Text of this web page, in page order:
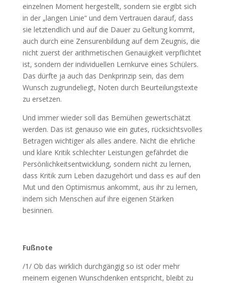
einzelnen Moment hergestellt, sondern sie ergibt sich
in der „langen Linie“ und dem Vertrauen darauf, dass
sie letztendlich und auf die Dauer zu Geltung kommt,
auch durch eine Zensurenbildung auf dem Zeugnis, die
nicht zuerst der arithmetischen Genauigkeit verpflichtet
ist, sondern der individuellen Lernkurve eines Schülers.
Das dürfte ja auch das Denkprinzip sein, das dem
Wunsch zugrundeliegt, Noten durch Beurteilungstexte
zu ersetzen.
Und immer wieder soll das Bemühen gewertschätzt
werden. Das ist genauso wie ein gutes, rücksichtsvolles
Betragen wichtiger als alles andere. Nicht die ehrliche
und klare Kritik schlechter Leistungen gefährdet die
Persönlichkeitsentwicklung, sondern nicht zu lernen,
dass Kritik zum Leben dazugehört und dass es auf den
Mut und den Optimismus ankommt, aus ihr zu lernen,
indem sich Menschen auf ihre eigenen Stärken
besinnen.
Fußnote
/1/ Ob das wirklich durchgängig so ist oder mehr
meinem eigenen Wunschdenken entspricht, bleibt zu